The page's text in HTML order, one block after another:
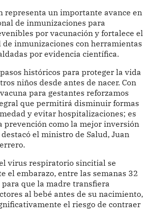
representa un importante avance en
de inmunizaciones para
por vacunación y fortalece el
de inmunizaciones con herramientas
por evidencia científica.
históricos para proteger la vida
niños desde antes de nacer. Con
para gestantes reforzamos
que permitirá disminuir formas
y evitar hospitalizaciones; es
prevención como la mejor inversión
el ministro de Salud, Juan
virus respiratorio sincitial se
el embarazo, entre las semanas 32
que la madre transfiera
al bebé antes de su nacimiento,
el riesgo de contraer